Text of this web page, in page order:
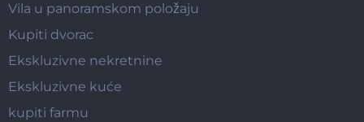
Vila u panoramskom položaju
Kupiti dvorac
Ekskluzivne nekretnine
Ekskluzivne kuće
kupiti farmu